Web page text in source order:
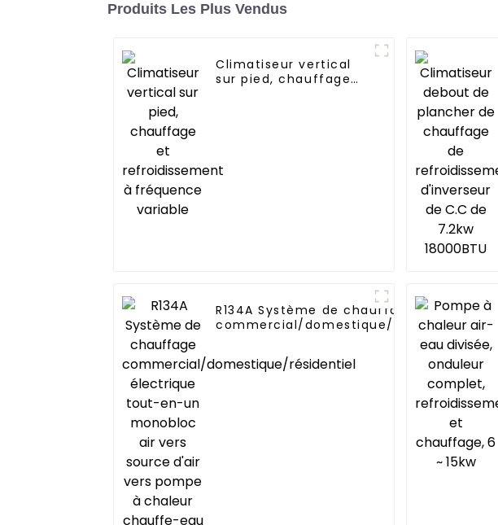
Produits Les Plus Vendus
Climatiseur vertical
sur pied, chauffage
R134A Système de chauffage
commercial/domestique/résidentiel
électrique tout-en-un monobloc air
vers source d'air vers pompe à
chaleur chauffe-eau